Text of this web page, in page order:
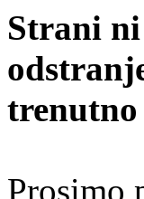
Strani
trenutno
Prosimo